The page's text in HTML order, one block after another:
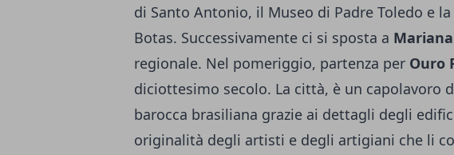
di Santo Antonio, il Museo di Padre Toledo e la
Botas. Successivamente ci si sposta a Mariana
regionale. Nel pomeriggio, partenza per Ouro
diciottesimo secolo. La città, è un capolavoro
barocca brasiliana grazie ai dettagli degli
originalità degli artisti e degli artigiani che li